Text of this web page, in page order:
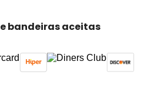
bandeiras aceitas